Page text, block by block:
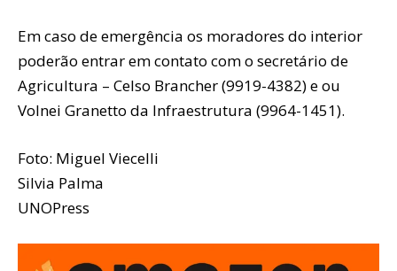
Em caso de emergência os moradores do interior
poderão entrar em contato com o secretário de
Agricultura – Celso Brancher (9919-4382) e ou
Volnei Granetto da Infraestrutura (9964-1451).
Foto: Miguel Viecelli
Silvia Palma
UNOPress